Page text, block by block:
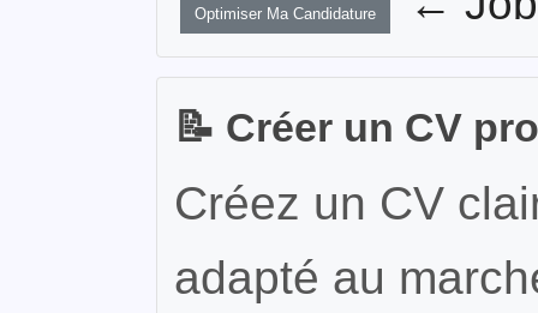
Optimiser Ma Candidature
📝 Créer un CV
Créez un CV
adapté au